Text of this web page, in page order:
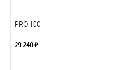
PRO 100
29 240 ₽